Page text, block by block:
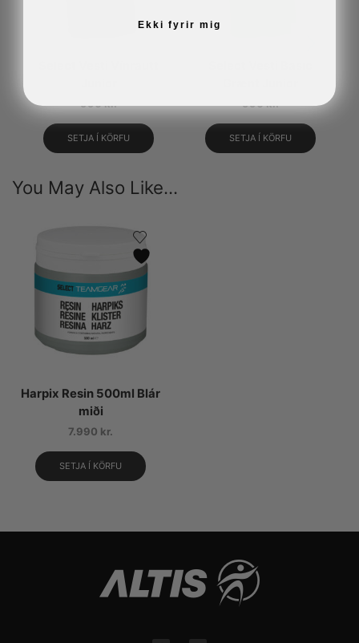
990kr.
SETJA Í KÖRFU
990kr.
SETJA Í KÖRFU
You May Also Like...
Harpix Resin 500ml Blár
miði
7.990 kr.
SETJA Í KÖRFU
Ekki fyrir mig